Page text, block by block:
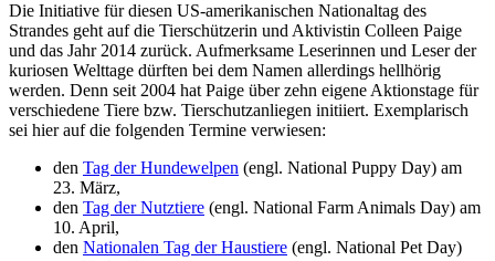
Die Initiative für diesen US-amerikanischen Nationaltag des
Strandes geht auf die Tierschützerin und Aktivistin Colleen Paige
und das Jahr 2014 zurück. Aufmerksame Leserinnen und Leser der
kuriosen Welttage dürften bei dem Namen allerdings hellhörig
werden. Denn seit 2004 hat Paige über zehn eigene Aktionstage für
verschiedene Tiere bzw. Tierschutzanliegen initiiert. Exemplarisch
sei hier auf die folgenden Termine verwiesen:
den Tag der Hundewelpen (engl. National Puppy Day) am
23. März,
den Tag der Nutztiere (engl. National Farm Animals Day) am
10. April,
den Nationalen Tag der Haustiere (engl. National Pet Day)